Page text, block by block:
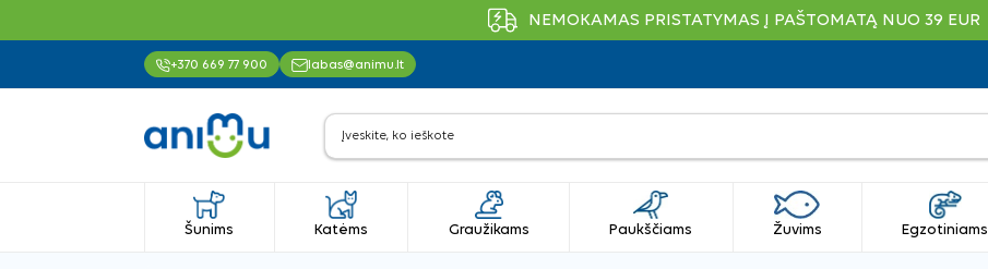
NEMOKAMAS PRISTATYMAS Į PAŠTOMATĄ NUO 39 EUR
+370 669 77 900 labas@animu.lt
Šunims Katėms Graužikams Paukščiams Žuvims Egzotiniams